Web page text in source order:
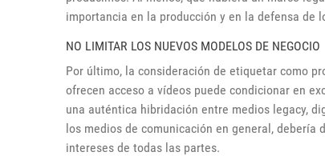
importancia en la producción y en la defensa de
NO LIMITAR LOS NUEVOS MODELOS DE NEGOCIO
Por último, la consideración de etiquetar como
ofrecen acceso a vídeos puede condicionar en
una auténtica hibridación entre medios legacy,
los medios de comunicación en general, debería
intereses de todas las partes.